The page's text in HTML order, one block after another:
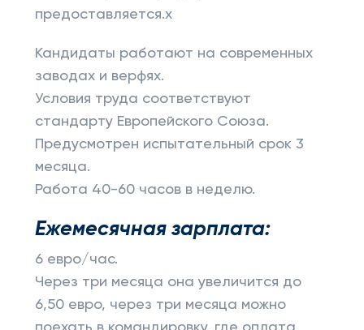
предоставляется.x
Кандидаты работают на современных
заводах и верфях.
Условия труда соответствуют
стандарту Европейского Союза.
Предусмотрен испытательный срок 3
месяца.
Работа 40-60 часов в неделю.
Ежемесячная зарплата:
6 евро/час.
Через три месяца она увеличится до
6,50 евро, через три месяца можно